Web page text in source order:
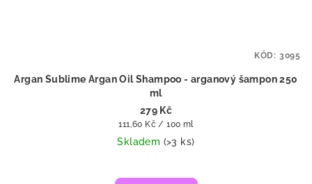
Argan Sublime Argan Oil Shampoo - arganový šampon 250
ml
279 Kč
Měrná
cena:
111,60 Kč / 100 ml
Skladem (>3 ks)
hodnocení
KÓD: 3095